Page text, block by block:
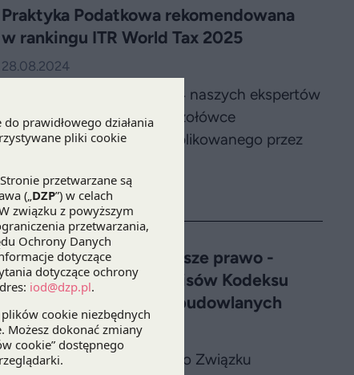
Praktyka Podatkowa rekomendowana
w rankingu ITR World Tax 2025
28.08.2024
Praktyka Podatkowa oraz 4 naszych ekspertów
ponownie znalazło się w czołówce
prestiżowego rankingu publikowanego przez
Ankieta | Zbudujmy lepsze prawo -
potrzeba zmiany przepisów Kodeksu
cywilnego o robotach budowlanych
12.08.2024
Eksperci DZP oraz Polskiego Związku